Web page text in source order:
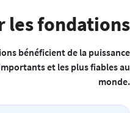
les fondations
bénéficient de la puissance
et les plus fiables au
monde.